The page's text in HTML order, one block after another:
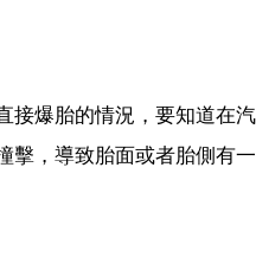
接爆胎的情況，要知道在
擊，導致胎面或者胎側有